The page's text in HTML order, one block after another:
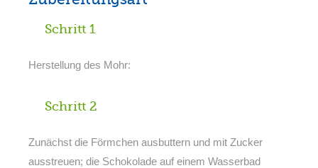
Schritt 1
Herstellung des Mohr:
Schritt 2
Zunächst die Förmchen ausbuttern und mit Zucker
ausstreuen; die Schokolade auf einem Wasserbad